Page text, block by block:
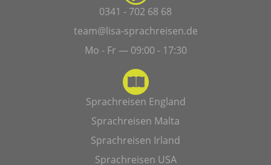
0341 - 702 68 68
team@lisa-sprachreisen.de
Mo - Fr — 09:00 - 17:30
Sprachreisen England
Sprachreisen Malta
Sprachreisen Irland
Sprachreisen USA